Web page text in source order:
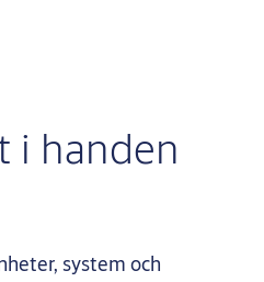
i handen
system och